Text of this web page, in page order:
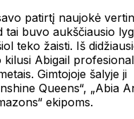
patirtį naujokė
tai buvo aukščiausio
teko žaisti. Iš
kilusi Abigail
Gimtojoje šalyje ji
Queens“, „Abia
ekipoms.